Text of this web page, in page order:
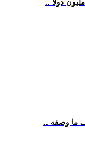
ما وصفه